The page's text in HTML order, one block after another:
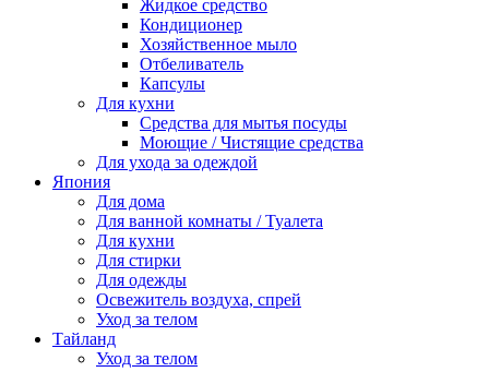
Жидкое средство
Кондиционер
Хозяйственное мыло
Отбеливатель
Капсулы
Для кухни
Средства для мытья посуды
Моющие / Чистящие средства
Для ухода за одеждой
Япония
Для дома
Для ванной комнаты / Туалета
Для кухни
Для стирки
Для одежды
Освежитель воздуха, спрей
Уход за телом
Тайланд
Уход за телом